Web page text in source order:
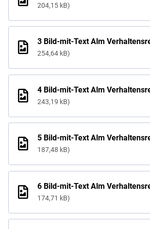
204,15 kB
3 Bild-mit-Text Alm
254,64 kB
4 Bild-mit-Text Alm
243,19 kB
5 Bild-mit-Text Alm
187,48 kB
6 Bild-mit-Text Alm
174,71 kB